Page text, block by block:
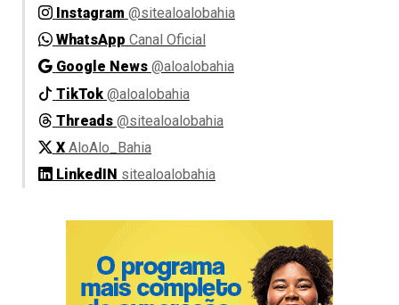
Instagram @sitealoalobahia
WhatsApp Canal Oficial
Google News @aloalobahia
TikTok @aloalobahia
Threads @sitealoalobahia
X AloAlo_Bahia
LinkedIN sitealoalobahia